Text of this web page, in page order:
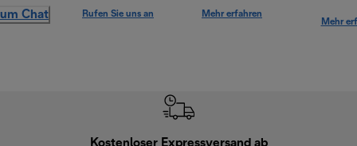
Chat Rufen Sie uns an Mehr erfahren
Mehr
Kostenloser Expressversand ab